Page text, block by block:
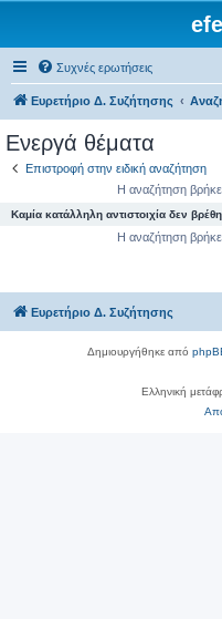
Συχνές ερωτήσεις
Ευρετήριο Δ. Συζήτησης
Ενεργά θέματα
Επιστροφή στην ειδική αναζήτηση
Η αναζήτηση
Καμία κατάλληλη αντιστοιχία δεν
Η αναζήτηση
Ευρετήριο Δ. Συζήτησης
Δημιουργήθηκε από
Ελληνική